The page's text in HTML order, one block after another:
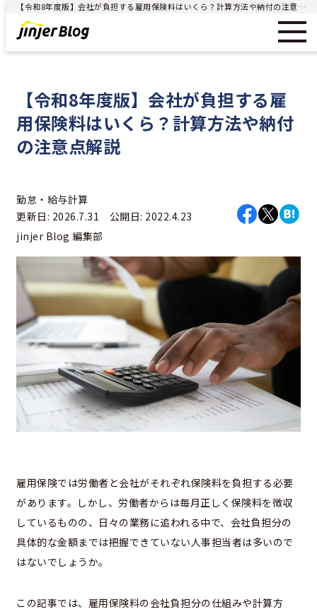
【令和8年度版】会社が負担する雇用保険料はいくら？計算方法や納付の注意点解説 - ジンジャー（jinjer）｜統合型人事システム
【令和8年度版】会社が負担する雇
用保険料はいくら？計算方法や納付
の注意点解説
勤怠・給与計算
更新日: 2026.7.31 公開日: 2022.4.23
jinjer Blog 編集部
雇用保険では労働者と会社がそれぞれ保険料を負担する必要
があります。しかし、労働者からは毎月正しく保険料を徴収
しているものの、日々の業務に追われる中で、会社負担分の
具体的な金額までは把握できていない人事担当者は多いので
はないでしょうか。
この記事では、雇用保険料の会社負担分の仕組みや計算方